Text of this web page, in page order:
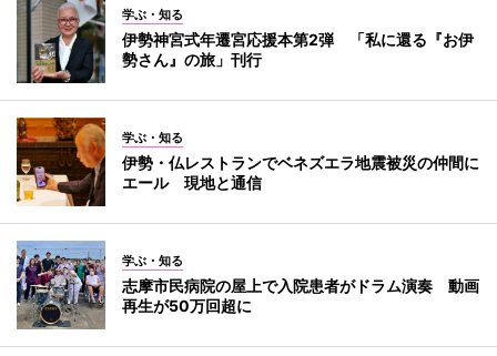
学ぶ・知る
伊勢神宮式年遷宮応援本第2弾 「私に還る『お伊
勢さん』の旅」刊行
学ぶ・知る
伊勢・仏レストランでベネズエラ地震被災の仲間に
エール 現地と通信
学ぶ・知る
志摩市民病院の屋上で入院患者がドラム演奏 動画
再生が50万回超に